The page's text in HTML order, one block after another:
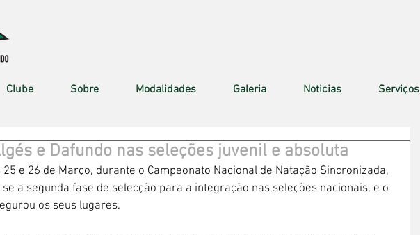
Clube Sobre Modalidades Galeria Noticias Serviços
e Dafundo nas seleções juvenil e absoluta
25 e 26 de Março, durante o Campeonato Nacional de Natação Sincronizada,
a segunda fase de selecção para a integração nas seleções nacionais, e o
os seus lugares.